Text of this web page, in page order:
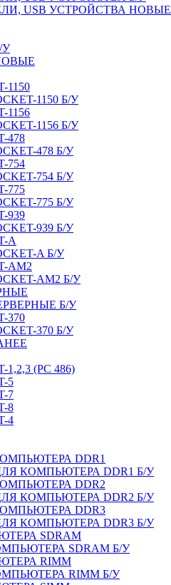
USB УСТРОЙСТВА НОВЫЕ
У
1150 Б/У
1156 Б/У
478
478 Б/У
754
754 Б/У
775
775 Б/У
939
939 Б/У
A
A Б/У
AM2
AM2 Б/У
Б/У
370
370 Б/У
(PC 486)
5
7
8
4
DDR1
КОМПЬЮТЕРА DDR1 Б/У
DDR2
КОМПЬЮТЕРА DDR2 Б/У
DDR3
КОМПЬЮТЕРА DDR3 Б/У
SDRAM
SDRAM Б/У
RIMM
RIMM Б/У